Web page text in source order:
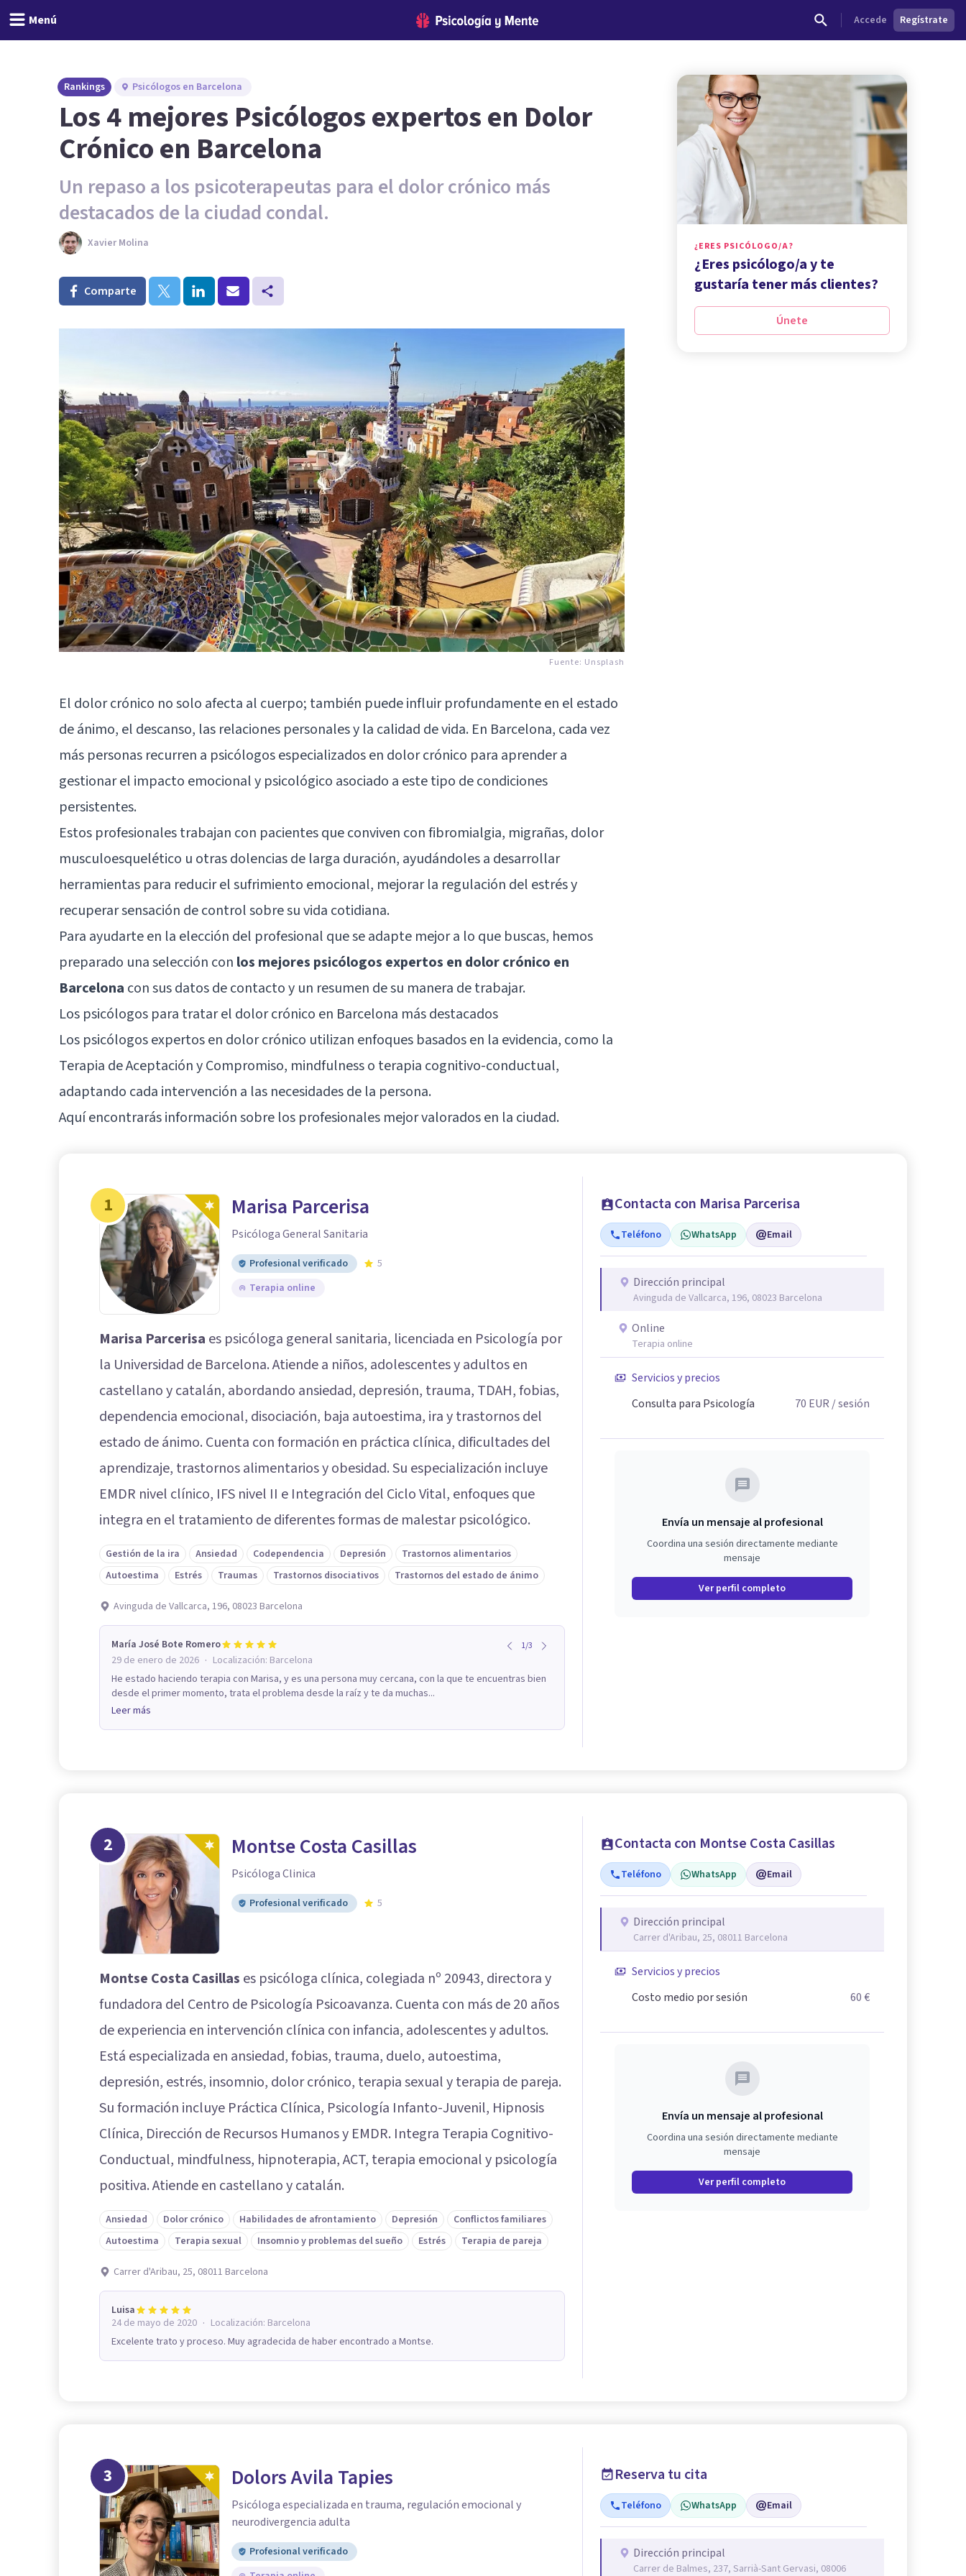
Menú Accede Regístrate
Rankings Psicólogos en Barcelona
Los 4 mejores Psicólogos expertos en Dolor
Crónico en Barcelona
Un repaso a los psicoterapeutas para el dolor crónico más
destacados de la ciudad condal.
Xavier Molina
Comparte
Fuente: Unsplash
El dolor crónico no solo afecta al cuerpo; también puede influir profundamente en el estado
de ánimo, el descanso, las relaciones personales y la calidad de vida. En Barcelona, cada vez
más personas recurren a psicólogos especializados en dolor crónico para aprender a
gestionar el impacto emocional y psicológico asociado a este tipo de condiciones
persistentes.
Estos profesionales trabajan con pacientes que conviven con fibromialgia, migrañas, dolor
musculoesquelético u otras dolencias de larga duración, ayudándoles a desarrollar
herramientas para reducir el sufrimiento emocional, mejorar la regulación del estrés y
recuperar sensación de control sobre su vida cotidiana.
Para ayudarte en la elección del profesional que se adapte mejor a lo que buscas, hemos
preparado una selección con los mejores psicólogos expertos en dolor crónico en
Barcelona con sus datos de contacto y un resumen de su manera de trabajar.
Los psicólogos para tratar el dolor crónico en Barcelona más destacados
Los psicólogos expertos en dolor crónico utilizan enfoques basados en la evidencia, como la
Terapia de Aceptación y Compromiso, mindfulness o terapia cognitivo-conductual,
adaptando cada intervención a las necesidades de la persona.
Aquí encontrarás información sobre los profesionales mejor valorados en la ciudad.
¿ERES PSICÓLOGO/A?
¿Eres psicólogo/a y te
gustaría tener más clientes?
Únete
1 Marisa Parcerisa
Psicóloga General Sanitaria
Profesional verificado
5
Terapia online
Marisa Parcerisa es psicóloga general sanitaria, licenciada en Psicología por
la Universidad de Barcelona. Atiende a niños, adolescentes y adultos en
castellano y catalán, abordando ansiedad, depresión, trauma, TDAH, fobias,
dependencia emocional, disociación, baja autoestima, ira y trastornos del
estado de ánimo. Cuenta con formación en práctica clínica, dificultades del
aprendizaje, trastornos alimentarios y obesidad. Su especialización incluye
EMDR nivel clínico, IFS nivel II e Integración del Ciclo Vital, enfoques que
integra en el tratamiento de diferentes formas de malestar psicológico.
Gestión de la ira Ansiedad Codependencia Depresión
Trastornos alimentarios
Autoestima
Estrés Traumas Trastornos disociativos Trastornos del estado de ánimo
Avinguda de Vallcarca, 196, 08023 Barcelona
María José Bote Romero 1/3
29 de enero de 2026 · Localización: Barcelona
He estado haciendo terapia con Marisa, y es una persona muy cercana, con la que te encuentras bien
desde el primer momento, trata el problema desde la raíz y te da muchas...
Leer más
Contacta con Marisa Parcerisa
Teléfono WhatsApp Email
Dirección principal
Avinguda de Vallcarca, 196, 08023 Barcelona
Online
Terapia online
Servicios y precios
Consulta para Psicología
70 EUR / sesión
Envía un mensaje al profesional
Coordina una sesión directamente mediante
mensaje
Ver perfil completo
2 Montse Costa Casillas
Psicóloga Clinica
Profesional verificado 5
Montse Costa Casillas es psicóloga clínica, colegiada nº 20943, directora y
fundadora del Centro de Psicología Psicoavanza. Cuenta con más de 20 años
de experiencia en intervención clínica con infancia, adolescentes y adultos.
Está especializada en ansiedad, fobias, trauma, duelo, autoestima,
depresión, estrés, insomnio, dolor crónico, terapia sexual y terapia de pareja.
Su formación incluye Práctica Clínica, Psicología Infanto-Juvenil, Hipnosis
Clínica, Dirección de Recursos Humanos y EMDR. Integra Terapia Cognitivo-
Conductual, mindfulness, hipnoterapia, ACT, terapia emocional y psicología
positiva. Atiende en castellano y catalán.
Ansiedad Dolor crónico Habilidades de afrontamiento Depresión
Conflictos familiares
Autoestima
Terapia sexual Insomnio y problemas del sueño Estrés Terapia de pareja
Carrer d'Aribau, 25, 08011 Barcelona
Luisa
24 de mayo de 2020 · Localización: Barcelona
Excelente trato y proceso. Muy agradecida de haber encontrado a Montse.
Contacta con Montse Costa Casillas
Teléfono WhatsApp Email
Dirección principal
Carrer d'Aribau, 25, 08011 Barcelona
Servicios y precios
Costo medio por sesión
60 €
Envía un mensaje al profesional
Coordina una sesión directamente mediante
mensaje
Ver perfil completo
3 Dolors Avila Tapies
Psicóloga especializada en trauma, regulación emocional y
neurodivergencia adulta
Profesional verificado
Reserva tu cita
Teléfono WhatsApp Email
Dirección principal
Carrer de Balmes, 237, Sarrià-Sant Gervasi, 08006